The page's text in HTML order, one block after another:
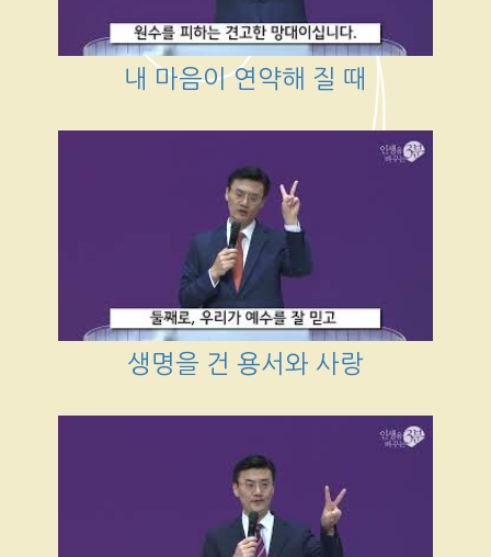
내 마음이 연약해 질 때
생명을 건 용서와 사랑